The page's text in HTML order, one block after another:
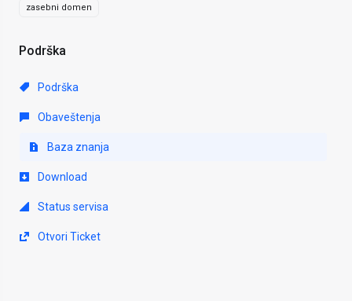
zasebni domen
Podrška
Podrška
Obaveštenja
Baza znanja
Download
Status servisa
Otvori Ticket